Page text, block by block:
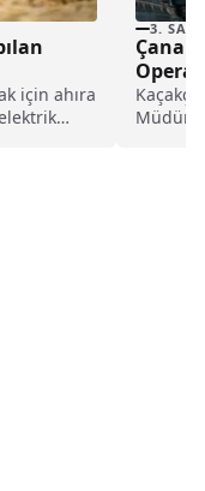
için ahıra
3.